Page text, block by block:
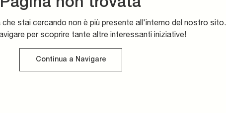
che stai cercando non è più presente all'interno del nostro sito.
per scoprire tante altre interessanti iniziative!
Continua a Navigare